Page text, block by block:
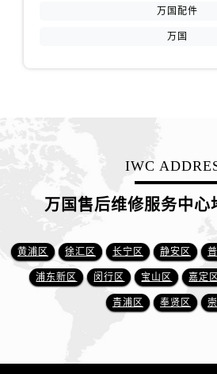
万国配件
万国
IWC
万国售后维修服务中心
黄浦区 徐汇区 长宁区 静安区
浦东新区 闵行区 宝山区 嘉定区
青浦区 奉贤区